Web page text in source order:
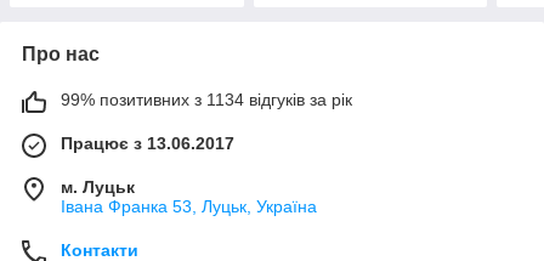
Про нас
99% позитивних з 1134 відгуків за рік
Працює з 13.06.2017
м. Луцьк
Івана Франка 53, Луцьк, Україна
Контакти